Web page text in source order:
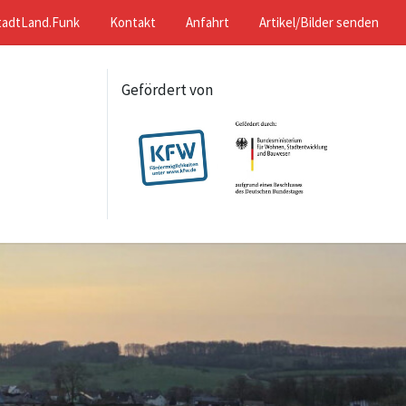
Kontakt Anfahrt Artikel/Bilder senden
Gefördert von